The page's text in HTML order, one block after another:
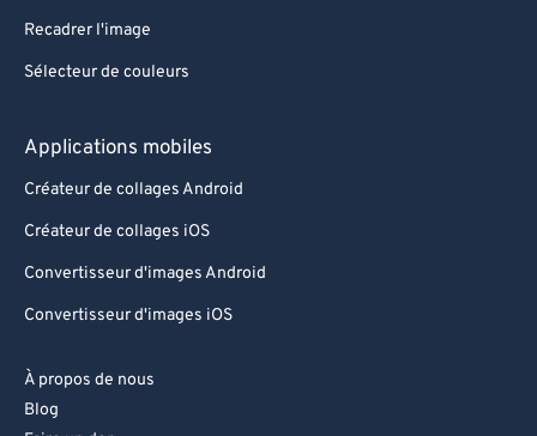
Recadrer l'image
Sélecteur de couleurs
Applications mobiles
Créateur de collages Android
Créateur de collages iOS
Convertisseur d'images Android
Convertisseur d'images iOS
À propos de nous
Blog